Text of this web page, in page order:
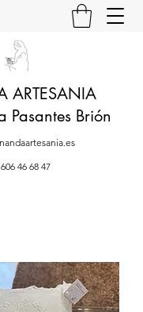
ARTESANIA
Pasantes Brión
46 68 47